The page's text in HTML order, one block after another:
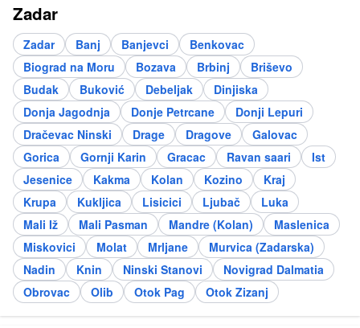
Zadar
Zadar Banj Banjevci
Benkovac
Biograd na Moru
Bozava Brbinj
Briševo
Budak
Buković Debeljak
Dinjiska
Donja Jagodnja
Donje Petrcane
Donji Lepuri
Dračevac Ninski
Drage Dragove
Galovac
Gorica
Gornji Karin Gracac Ravan saari
Ist
Jesenice
Kakma Kolan Kozino
Kraj
Krupa
Kukljica Lisicici Ljubač
Luka
Mali Iž
Mali Pasman Mandre (Kolan)
Maslenica
Miskovici
Molat Mrljane
Murvica (Zadarska)
Nadin
Knin Ninski Stanovi
Novigrad Dalmatia
Obrovac
Olib Otok Pag Otok Zizanj